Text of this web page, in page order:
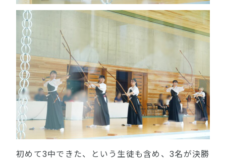
初めて3中できた、という生徒も含め、3名が決勝